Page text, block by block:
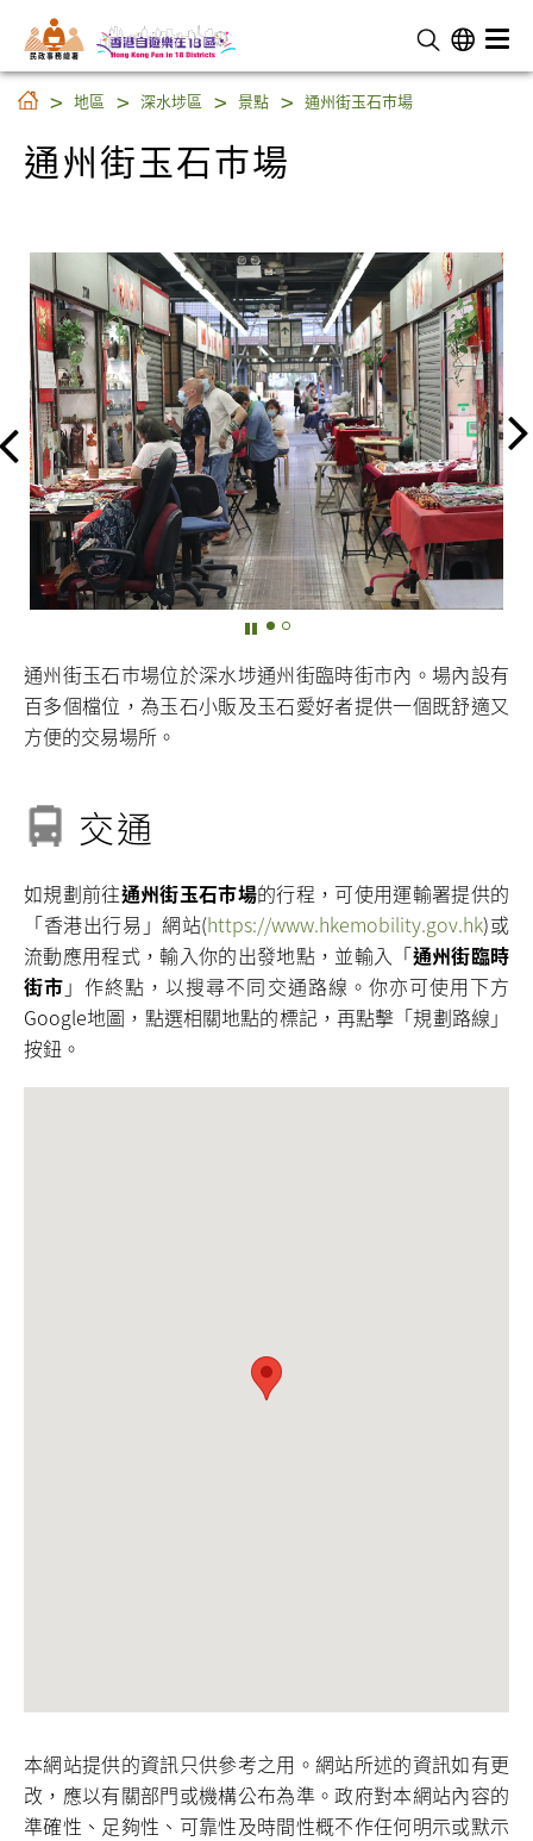
民 政 事 務 總 署
通州街玉石巿場
地區 深水埗區 景點 通州街玉石巿場
通州街玉石巿場
通州街玉石巿場位於深水埗通州街臨時街市內。場內設有
百多個檔位，為玉石小販及玉石愛好者提供一個既舒適又
方便的交易場所。
交通
如規劃前往通州街玉石巿場的行程，可使用運輸署提供的
「香港出行易」網站(https://www.hkemobility.gov.hk)或
流動應用程式，輸入你的出發地點，並輸入「通州街臨時
街市 」作終點，以搜尋不同交通路線。你亦可使用下方
Google地圖，點選相關地點的標記，再點擊「規劃路線」
按鈕。
本網站提供的資訊只供參考之用。網站所述的資訊如有更
改，應以有關部門或機構公布為準。政府對本網站內容的
準確性、足夠性、可靠性及時間性概不作任何明示或默示